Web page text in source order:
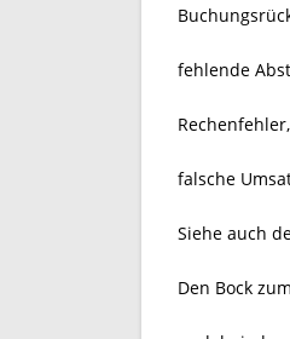
fehlende
Rechenfehler,
falsche
Siehe auch
Den Bock